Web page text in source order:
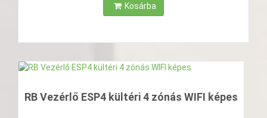
Kosárba
RB Vezérlő ESP4 kültéri 4 zónás WIFI képes